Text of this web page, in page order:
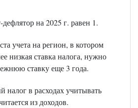
на 2025 г. равен 1.
учета на регион, в котором
низкая ставка налога, нужно
ставку еще 3 года.
налог в расходах учитывать
из доходов.